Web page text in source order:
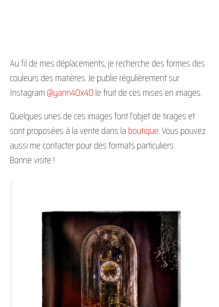
Au fil de mes déplacements, je recherche des formes des
couleurs des matières. Je publie régulièrement sur
Instagram@yann40x40le fruit de ces mises en images.
Quelques unes de ces images font l’objet de tirages et
sont proposées à la vente dans laboutique. Vous pouvez
aussi me contacter pour des formats particuliers.
Bonne visite !